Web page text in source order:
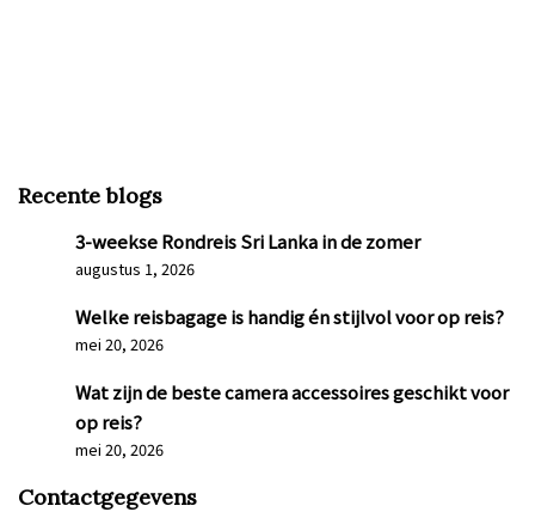
Recente blogs
3-weekse Rondreis Sri Lanka in de zomer
augustus 1, 2026
Welke reisbagage is handig én stijlvol voor op reis?
mei 20, 2026
Wat zijn de beste camera accessoires geschikt voor
op reis?
mei 20, 2026
Contactgegevens